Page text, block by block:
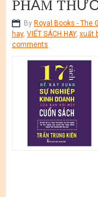
PHẨM
By Royal Books - The
hay, VIẾT SÁCH HAY, xuất
comments